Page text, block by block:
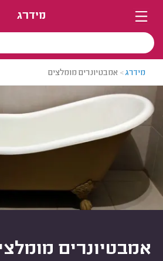
מידרג
מידרג> אמבטיונרים מומלצים